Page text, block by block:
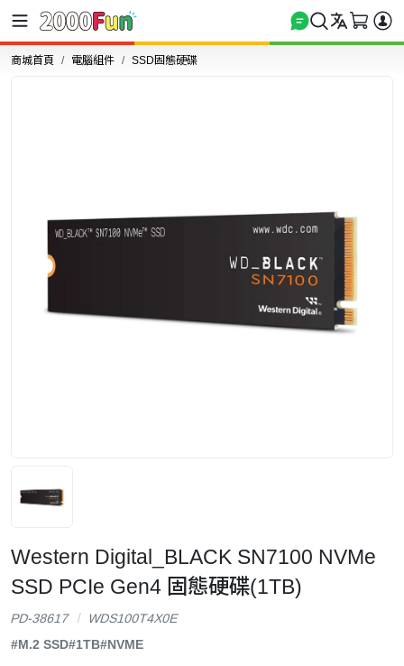
商城首頁 電腦組件 SSD固態硬碟
Western Digital_BLACK SN7100 NVMe
SSD PCIe Gen4 固態硬碟(1TB)
PD-38617
WDS100T4X0E
#M.2 SSD#1TB#NVME